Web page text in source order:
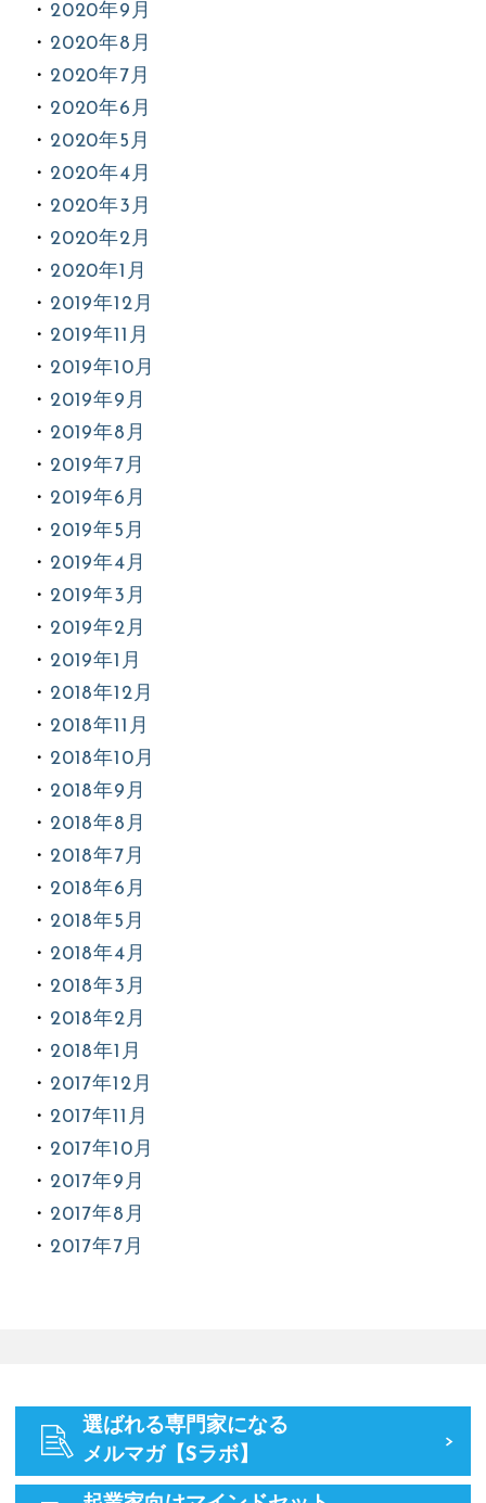
2020年9月
2020年8月
2020年7月
2020年6月
2020年5月
2020年4月
2020年3月
2020年2月
2020年1月
2019年12月
2019年11月
2019年10月
2019年9月
2019年8月
2019年7月
2019年6月
2019年5月
2019年4月
2019年3月
2019年2月
2019年1月
2018年12月
2018年11月
2018年10月
2018年9月
2018年8月
2018年7月
2018年6月
2018年5月
2018年4月
2018年3月
2018年2月
2018年1月
2017年12月
2017年11月
2017年10月
2017年9月
2017年8月
2017年7月
選ばれる専門家になる
メルマガ【Sラボ】